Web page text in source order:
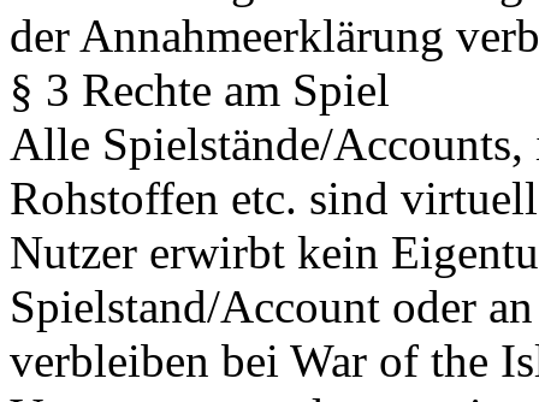
der Annahmeerklärung
§ 3 Rechte am Spiel
Alle Spielstände/
Rohstoffen etc. sind
Nutzer erwirbt kein
Spielstand/Account oder
verbleiben bei War of the